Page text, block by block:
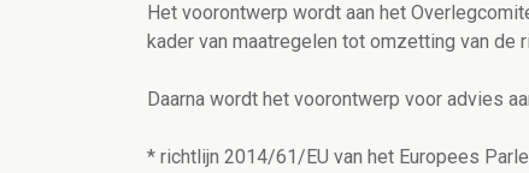
Het voorontwerp wordt aan het
kader van maatregelen tot omzetting van
Daarna wordt het voorontwerp voor advies
* richtlijn 2014/61/EU van het Europees